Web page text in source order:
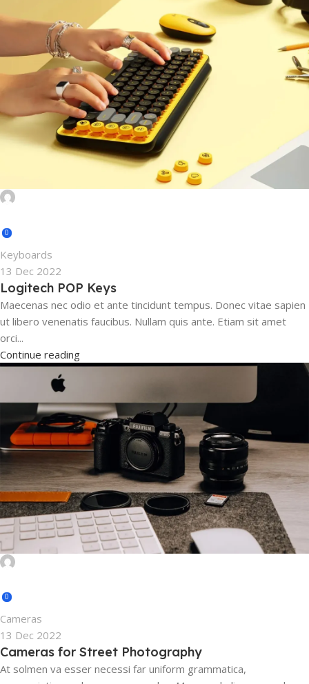
0
Keyboards
13 Dec 2022
Logitech POP Keys
Maecenas nec odio et ante tincidunt tempus. Donec vitae sapien
ut libero venenatis faucibus. Nullam quis ante. Etiam sit amet
orci...
Continue reading
0
Cameras
13 Dec 2022
Cameras for Street Photography
At solmen va esser necessi far uniform grammatica,